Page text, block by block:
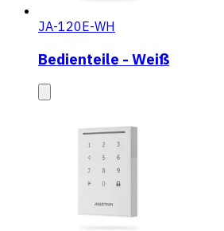
JA-120E-WH
Bedienteile - Weiß